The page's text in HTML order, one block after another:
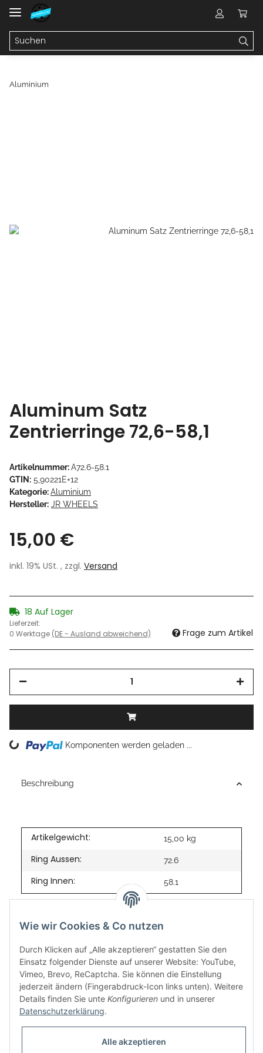
Aluminium
Aluminum Satz
Zentrierringe 72,6-58,1
Artikelnummer:A72.6-58.1
GTIN: 5,90221E+12
Kategorie:Aluminium
Hersteller: JR WHEELS
15,00 €
inkl. 19% USt. , zzgl. Versand
18 Auf Lager
Lieferzeit:
0 Werktage (DE - Ausland abweichend) Frage zum Artikel
Loading... Komponenten werden geladen ...
Beschreibung
Artikelgewicht: 15,00 kg
Ring Aussen: 72.6
Ring Innen: 58.1
Wie wir Cookies & Co nutzen
Durch Klicken auf „Alle akzeptieren“ gestatten Sie den
Einsatz folgender Dienste auf unserer Website: YouTube,
Vimeo, Brevo, ReCaptcha. Sie können die Einstellung
jederzeit ändern (Fingerabdruck-Icon links unten). Weitere
Details finden Sie unte Konfigurieren und in unserer
Datenschutzerklärung.
Alle akzeptieren